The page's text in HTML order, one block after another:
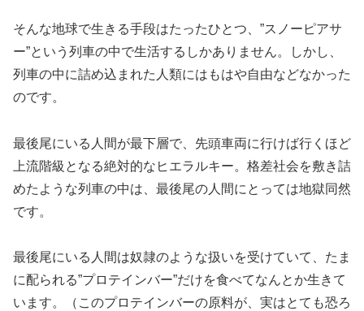
そんな地球で生きる手段はたったひとつ、”スノーピアサ
ー”という列車の中で生活するしかありません。しかし、
列車の中に詰め込まれた人類にはもはや自由などなかった
のです。
最後尾にいる人間が最下層で、先頭車両に行けば行くほど
上流階級となる絶対的なヒエラルキー。格差社会を敷き詰
めたような列車の中は、最後尾の人間にとっては地獄同然
です。
最後尾にいる人間は奴隷のような扱いを受けていて、たま
に配られる”プロテインバー”だけを食べてなんとか生きて
います。（このプロテインバーの原料が、実はとても恐ろ